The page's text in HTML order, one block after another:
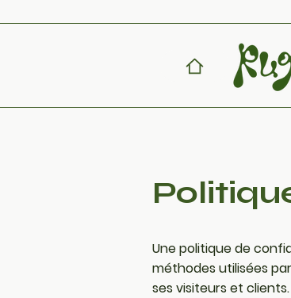
Une politique de
méthodes utilisées
ses visiteurs et